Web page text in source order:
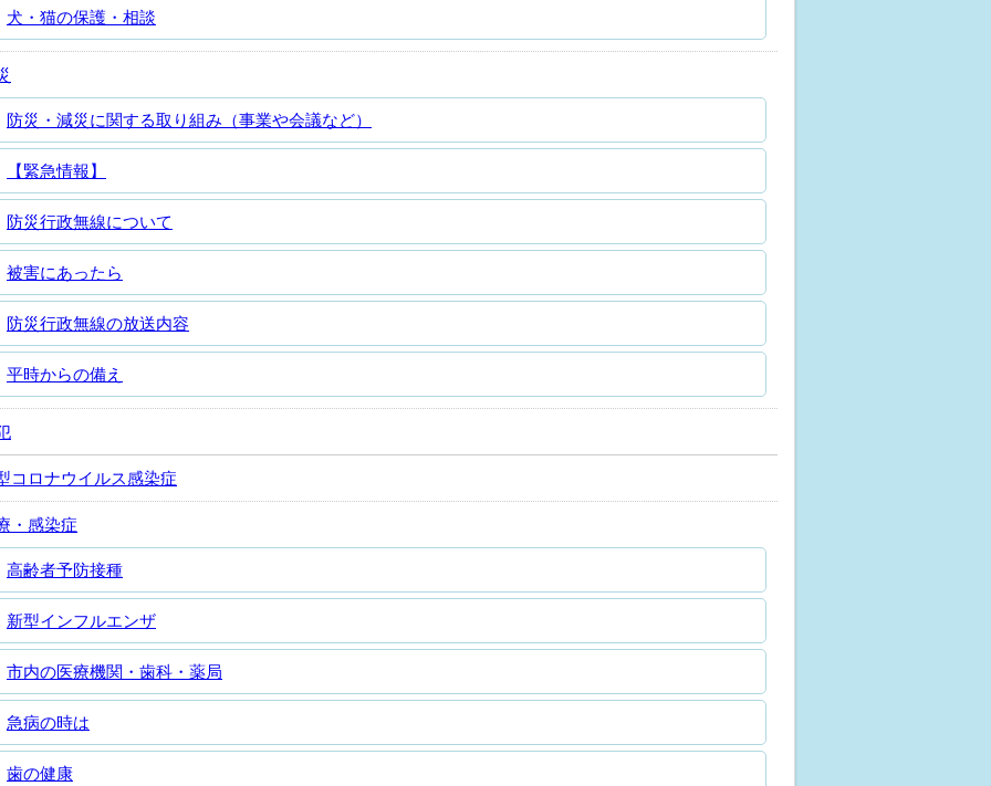
犬・猫の保護・相談
防災・減災に関する取り組み（事業や会議など）
【緊急情報】
防災行政無線について
被害にあったら
防災行政無線の放送内容
平時からの備え
コロナウイルス感染症
・感染症
高齢者予防接種
新型インフルエンザ
市内の医療機関・歯科・薬局
急病の時は
歯の健康